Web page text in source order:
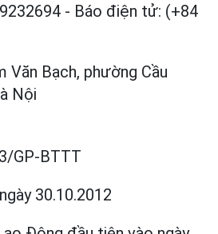
- Báo điện tử: (+84
Văn Bạch, phường Cầu
Nội
GP-BTTT
ngày 30.10.2012